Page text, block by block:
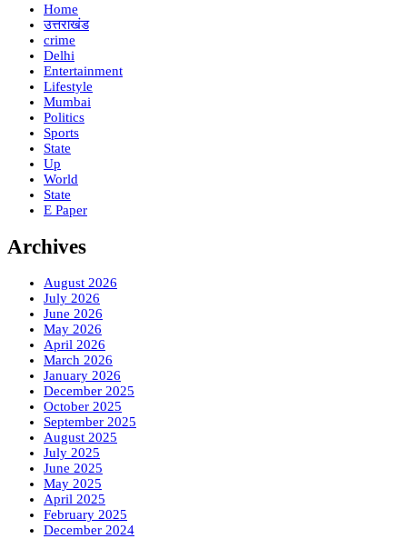
Home
उत्तराखंड
crime
Delhi
Entertainment
Lifestyle
Mumbai
Politics
Sports
State
Up
World
State
E Paper
Archives
August 2026
July 2026
June 2026
May 2026
April 2026
March 2026
January 2026
December 2025
October 2025
September 2025
August 2025
July 2025
June 2025
May 2025
April 2025
February 2025
December 2024